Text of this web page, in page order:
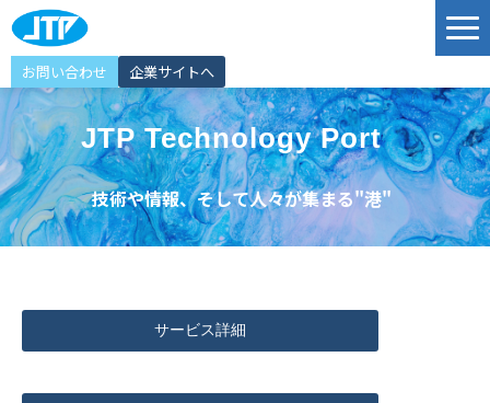
お問い合わせ 企業サイトへ
サービス
ソリューション
導入事例
JTP Technology Port
選ばれる理由
JTP Technology Port
技術や情報、そして人々が集まる"港"
サービス詳細